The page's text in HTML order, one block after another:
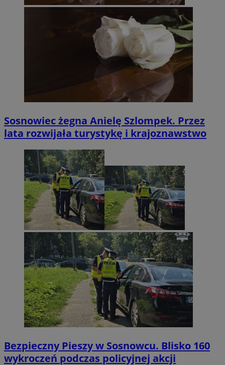
Sosnowiec żegna Anielę Szlompek. Przez
lata rozwijała turystykę i krajoznawstwo
Bezpieczny Pieszy w Sosnowcu. Blisko 160
wykroczeń podczas policyjnej akcji